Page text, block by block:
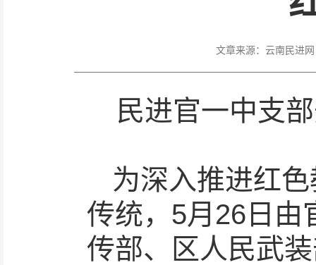
文章来源： 云南民进网
民进官一中支
为深入推进红
传统，5月26日由
传部、区人民武